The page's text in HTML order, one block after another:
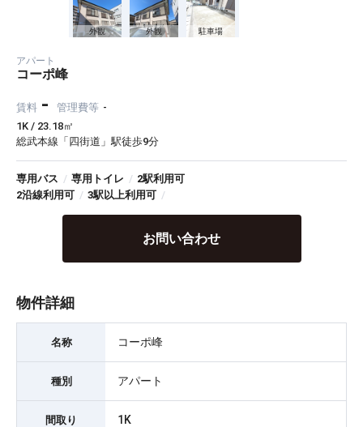
外観 外観 駐車場
アパート
コーポ峰
賃料 - 管理費等 -
1K / 23.18㎡
総武本線「四街道」駅徒歩9分
専用バス / 専用トイレ / 2駅利用可
2沿線利用可 / 3駅以上利用可 /
お問い合わせ
物件詳細
名称 コーポ峰
種別 アパート
間取り 1K